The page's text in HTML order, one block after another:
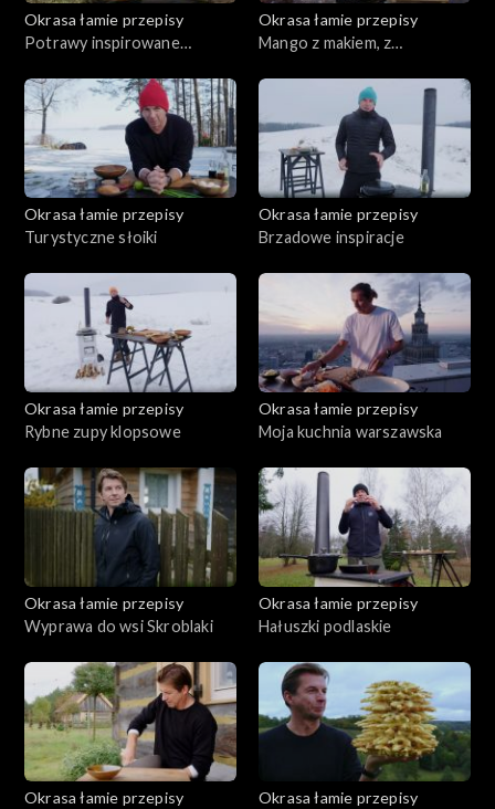
Okrasa łamie przepisy
Potrawy inspirowane
Okrasa łamie przepisy
Mango z makiem, z
Okrasa łamie przepisy
Turystyczne słoiki
Okrasa łamie przepisy
Brzadowe inspiracje
Okrasa łamie przepisy
Rybne zupy klopsowe
Okrasa łamie przepisy
Moja kuchnia warszawska
Okrasa łamie przepisy
Wyprawa do wsi Skroblaki
Okrasa łamie przepisy
Hałuszki podlaskie
Okrasa łamie przepisy
Okrasa łamie przepisy